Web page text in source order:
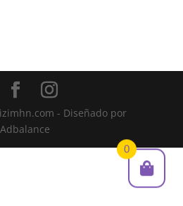
- Diseñado por
Adbalance
0